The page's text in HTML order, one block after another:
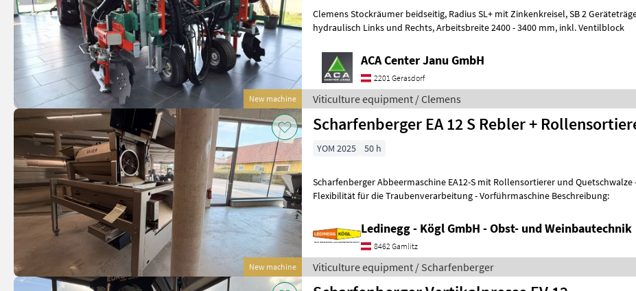
New machine
Clemens Stockräumer beidseitig, Radius SL+ mit Zinkenkreisel, SB 2 Geräteträger, Aushub
hydraulisch Links und Rechts, Arbeitsbreite 2400 - 3400 mm, inkl. Ventilblock
ACA Center Janu GmbH
2201 Gerasdorf
Viticulture equipment / Clemens
New machine
Scharfenberger EA 12 S Rebler +
YOM 2025 50 h
Scharfenberger Abbeermaschine EA12-S mit Rollensortierer und Quetschwalze
Flexibilität für die Traubenverarbeitung - Vorführmaschine Beschreibung:
Ledinegg - Kögl GmbH - Obst- und Weinbautechnik
8462 Gamlitz
Viticulture equipment / Scharfenberger